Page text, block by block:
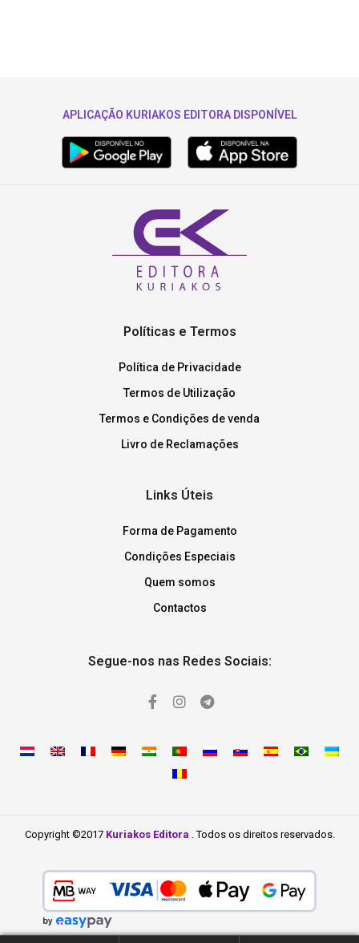
APLICAÇÃO KURIAKOS EDITORA DISPONÍVEL
Políticas e Termos
Política de Privacidade
Termos de Utilização
Termos e Condições de venda
Livro de Reclamações
Links Úteis
Forma de Pagamento
Condições Especiais
Quem somos
Contactos
Segue-nos nas Redes Sociais:
Copyright ©2017 Kuriakos Editora . Todos os direitos reservados.